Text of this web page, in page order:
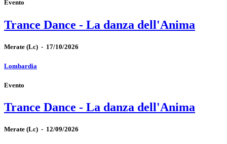
Evento
Trance Dance - La danza dell'Anima
Merate (Lc) - 17/10/2026
Lombardia
Evento
Trance Dance - La danza dell'Anima
Merate (Lc) - 12/09/2026